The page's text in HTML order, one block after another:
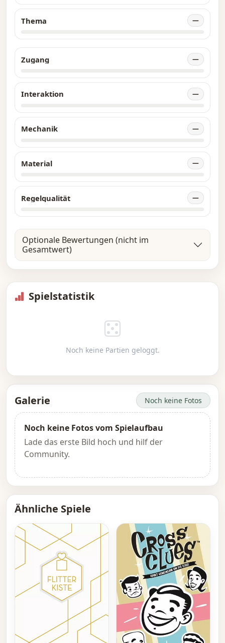
Thema —
Zugang —
Interaktion —
Mechanik —
Material —
Regelqualität —
Optionale Bewertungen (nicht im
Gesamtwert)
Spielstatistik
Noch keine Partien geloggt.
Galerie Noch keine Fotos
Noch keine Fotos vom Spielaufbau
Lade das erste Bild hoch und hilf der
Community.
Ähnliche Spiele